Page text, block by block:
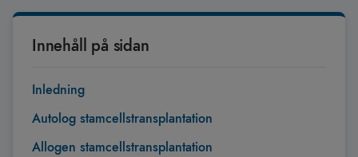
Innehåll på sidan
Inledning
Autolog stamcellstransplantation
Allogen stamcellstransplantation